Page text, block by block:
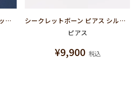
クロワッサンと三日月の夢 ネックレス
シークレットボーン ピアス シルバー925×ゴールドメッキ
ピアス
¥9,900 税込